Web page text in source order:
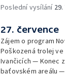
cyklisty na Zlínsku —
pozorovat zatmění
Letní filmové škole
— Rekonstrukce
Poslední vysílání
27. července
Zájem o program
Poškozená trolej
Ivančicích — Konec
baťovském areálu